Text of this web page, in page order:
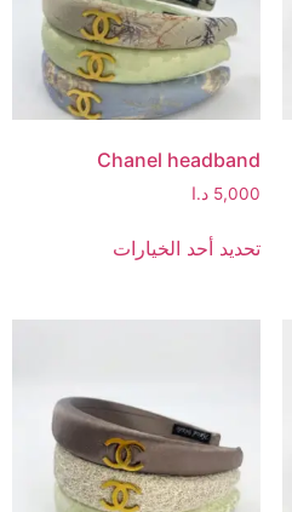
Chanel headband
5,000 د.ا
تحديد أحد الخيارات